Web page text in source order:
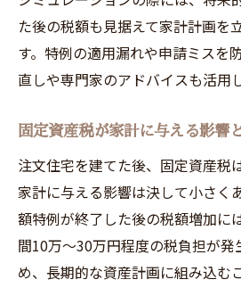
た後の税額も見据えて家計計画を
す。特例の適用漏れや申請ミスを
直しや専門家のアドバイスも活用
固定資産税が家計に与える影響
注文住宅を建てた後、固定資産税
家計に与える影響は決して小さく
額特例が終了した後の税額増加に
間10万～30万円程度の税負担が発
め、長期的な資産計画に組み込む